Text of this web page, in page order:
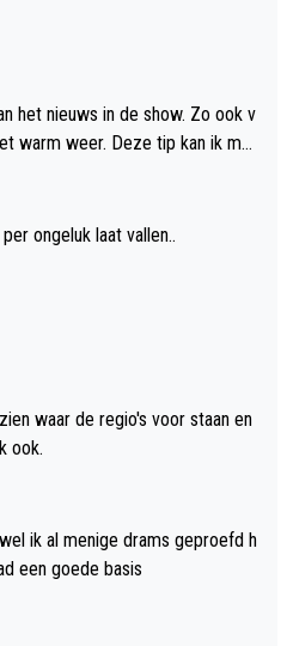
het nieuws in de show. Zo ook v
warm weer. Deze tip kan ik met
ongeluk laat vallen..
waar de regio's voor staan en
ook.
ik al menige drams geproefd h
een goede basis